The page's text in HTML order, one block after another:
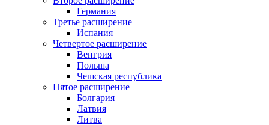
Германия
Третье расширение
Испания
Четвертое расширение
Венгрия
Польша
Чешская республика
Пятое расширение
Болгария
Латвия
Литва